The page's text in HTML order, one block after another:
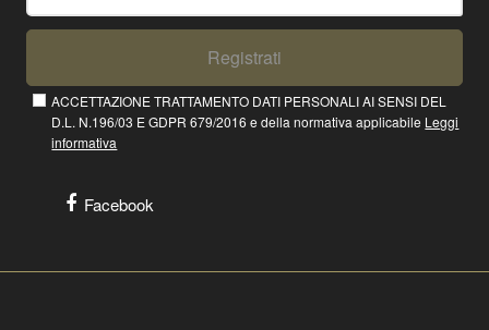
Registrati
ACCETTAZIONE TRATTAMENTO DATI PERSONALI AI SENSI DEL
D.L. N.196/03 E GDPR 679/2016 e della normativa applicabile Leggi
informativa
Facebook